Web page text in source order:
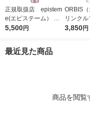
正規取扱店 epistem
e(エピステーム） パ
ワライズラッシュセラ
5,500円
ORBIS（
リンク
プロテク
3,850円
最近見た商品
商品を閲覧